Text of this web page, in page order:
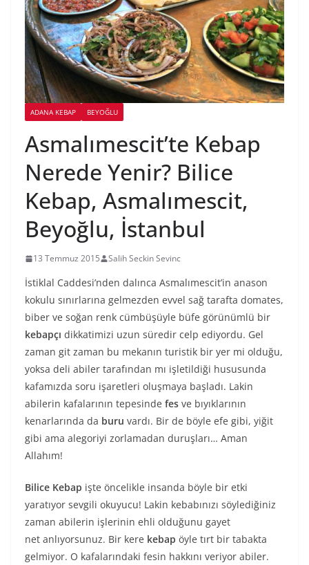
ADANA KEBAP BEYOĞLU
Asmalımescit’te Kebap
Nerede Yenir? Bilice
Kebap, Asmalımescit,
Beyoğlu, İstanbul
13 Temmuz 2015 Salih Seckin Sevinc
İstiklal Caddesi’nden dalınca Asmalımescit’in anason
kokulu sınırlarına gelmezden evvel sağ tarafta domates,
biber ve soğan renk cümbüşüyle büfe görünümlü bir
kebapçı dikkatimizi uzun süredir celp ediyordu. Gel
zaman git zaman bu mekanın turistik bir yer mi olduğu,
yoksa deli abiler tarafından mı işletildiği hususunda
kafamızda soru işaretleri oluşmaya başladı. Lakin
abilerin kafalarının tepesinde fes ve bıyıklarının
kenarlarında da buru vardı. Bir de böyle efe gibi, yiğit
gibi ama alegoriyi zorlamadan duruşları… Aman
Allahım!
Bilice Kebap işte öncelikle insanda böyle bir etki
yaratıyor sevgili okuyucu! Lakin kebabınızı söylediğiniz
zaman abilerin işlerinin ehli olduğunu gayet
net anlıyorsunuz. Bir kere kebap öyle tırt bir tabakta
gelmiyor. O kafalarındaki fesin hakkını veriyor abiler.